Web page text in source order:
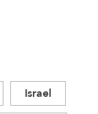
Israel